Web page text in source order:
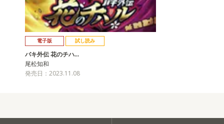
電子版 試し読み
バキ外伝 花のチハ…
尾松知和
発売日：2023.11.08